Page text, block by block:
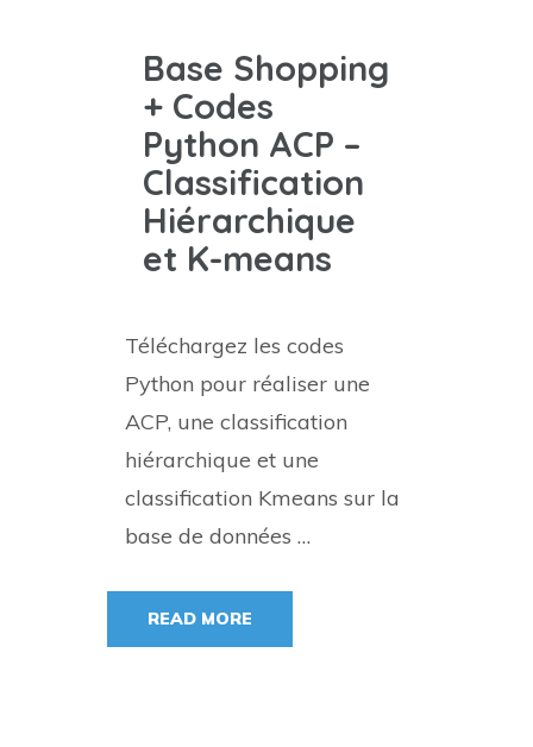
Base Shopping
+ Codes
Python ACP –
Classification
Hiérarchique
et K-means
Téléchargez les codes
Python pour réaliser une
ACP, une classification
hiérarchique et une
classification Kmeans sur la
base de données …
READ MORE